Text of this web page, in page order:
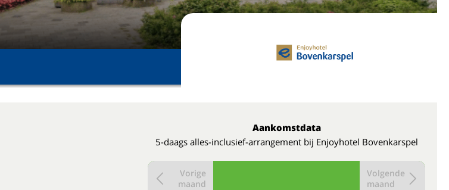
Aankomstdata
5-daags alles-inclusief-arrangement bij Enjoyhotel Bovenkarspel
Vorige
maand
Volgende
maand